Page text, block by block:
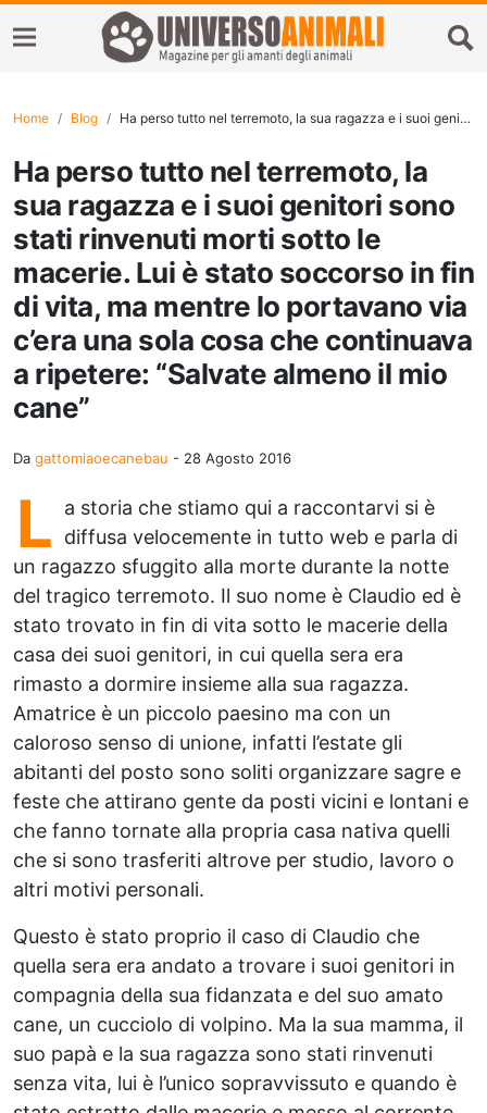
Home Blog Ha perso tutto nel terremoto, la sua ragazza e i suoi genitori sono stati rinvenuti morti sotto le macerie. Lui è stato soccorso in fin di vita, ma mentre lo portavano via c’era una sola cosa che continuava a ripetere: “Salvate almeno il mio cane”
Ha perso tutto nel terremoto, la
sua ragazza e i suoi genitori sono
stati rinvenuti morti sotto le
macerie. Lui è stato soccorso in fin
di vita, ma mentre lo portavano via
c’era una sola cosa che continuava
a ripetere: “Salvate almeno il mio
cane”
Da gattomiaoecanebau - 28 Agosto 2016
L
a storia che stiamo qui a raccontarvi si è
diffusa velocemente in tutto web e parla di
un ragazzo sfuggito alla morte durante la notte
del tragico terremoto. Il suo nome è Claudio ed è
stato trovato in fin di vita sotto le macerie della
casa dei suoi genitori, in cui quella sera era
rimasto a dormire insieme alla sua ragazza.
Amatrice è un piccolo paesino ma con un
caloroso senso di unione, infatti l’estate gli
abitanti del posto sono soliti organizzare sagre e
feste che attirano gente da posti vicini e lontani e
che fanno tornate alla propria casa nativa quelli
che si sono trasferiti altrove per studio, lavoro o
altri motivi personali.
Questo è stato proprio il caso di Claudio che
quella sera era andato a trovare i suoi genitori in
compagnia della sua fidanzata e del suo amato
cane, un cucciolo di volpino. Ma la sua mamma, il
suo papà e la sua ragazza sono stati rinvenuti
senza vita, lui è l’unico sopravvissuto e quando è